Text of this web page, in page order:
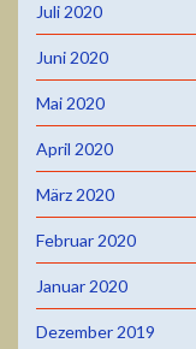
Juli 2020
Juni 2020
Mai 2020
April 2020
März 2020
Februar 2020
Januar 2020
Dezember 2019